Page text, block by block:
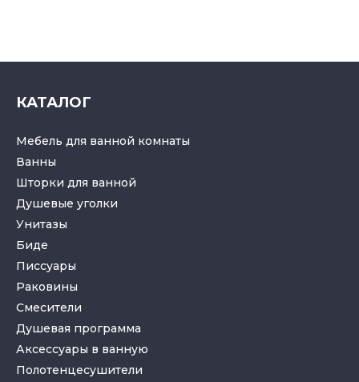
КАТАЛОГ
Мебель для ванной комнаты
Ванны
Шторки для ванной
Душевые уголки
Унитазы
Биде
Писсуары
Раковины
Смесители
Душевая программа
Аксессуары в ванную
Полотенцесушители